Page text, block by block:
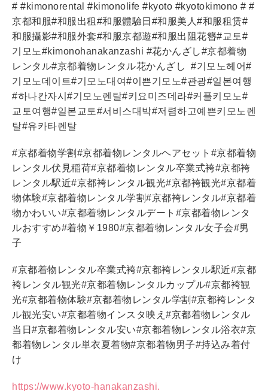
# #kimonorental #kimonolife #kyoto #kyotokimono # #
京都和服#和服出租 #和服體驗日 #和服美人 #和服租赁#
和服攝影#和服外套#和服京都遊#和服出阻花簪#교토#
기모노#kimonohanakanzashi #花かんざし#京都着物
レンタル#京都着物レンタル花かんざし #기모노헤어#
기모노데이트#기모노대여#이쁜기모노#관광#일본여행
#하나칸자시 #기모노렌탈#키요미즈데라#커플키모노#
교토여행#일본교토#서비스대박#저렴하고예쁜키모노렌
탈#유카타렌탈
#京都着物学割 #京都着物レンタルヘアセット #京都着物
レンタル伏見稲荷#京都着物レンタル卒業式袴#京都袴
レンタル駅近#京都袴レンタル観光#京都袴観光#京都着
物体験#京都着物レンタル学割#京都袴レンタル#京都着
物かわいい#京都着物レンタルデート #京都着物レンタ
ルおすすめ#着物￥ 1980#京都着物レンタル女子会#男
子
#京都着物レンタル卒業式袴#京都袴レンタル駅近#京都
袴レンタル観光#京都着物レンタルカップル#京都袴観
光#京都着物体験#京都着物レンタル学割 #京都袴レンタ
ル観光安い#京都着物インスタ映え #京都着物レンタル
当日 #京都着物レンタル安い#京都着物レンタル浴衣#京
都着物レンタル単衣夏着物#京都着物男子#持込み着付
け
https://www.kyoto-hanakanzashi.